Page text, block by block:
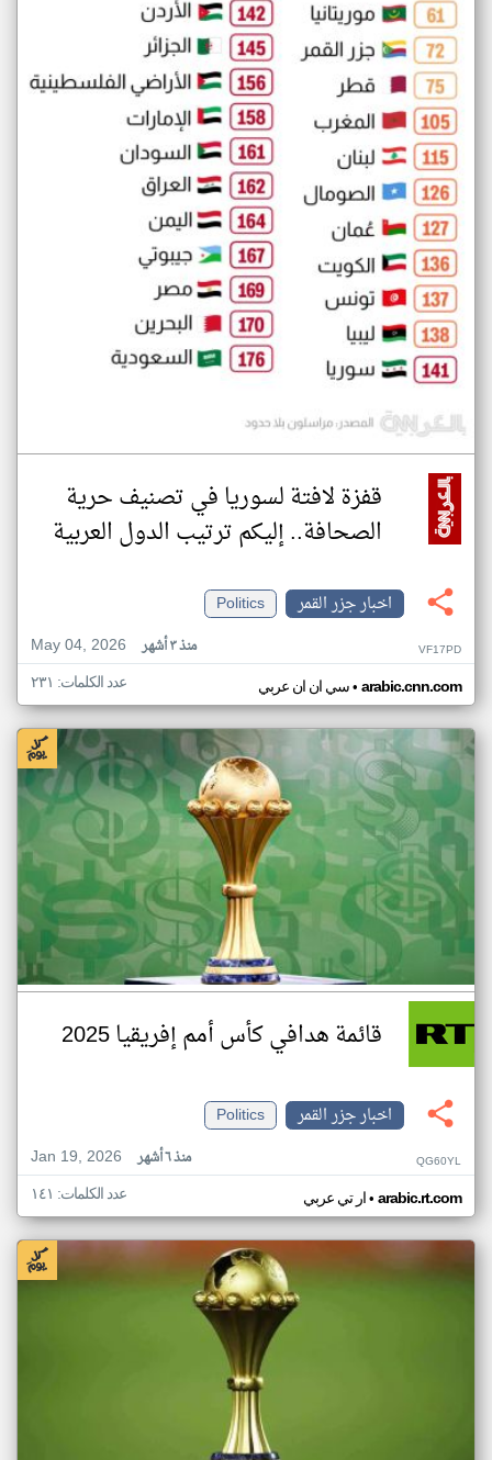
قفزة لافتة لسوريا في تصنيف حرية
الصحافة.. إليكم ترتيب الدول العربية
اخبار جزر القمر
Politics
May 04, 2026
منذ ٣ أشهر VF17PD
سي ان ان عربي• arabic.cnn.com عدد الكلمات: ٢٣١
قائمة هدافي كأس أمم إفريقيا 2025
اخبار جزر القمر
Politics
Jan 19, 2026
منذ ٦ أشهر QG60YL
ار تي عربي• arabic.rt.com عدد الكلمات: ١٤١